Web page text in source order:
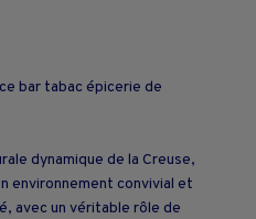
bar tabac épicerie de
dynamique de la Creuse,
environnement convivial et
avec un véritable rôle de